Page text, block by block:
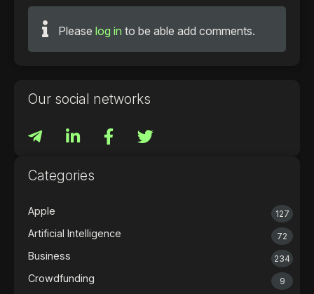
Please log in to be able add comments.
Our social networks
Categories
Apple 127
Artificial Intelligence 72
Business 234
Crowdfunding 9